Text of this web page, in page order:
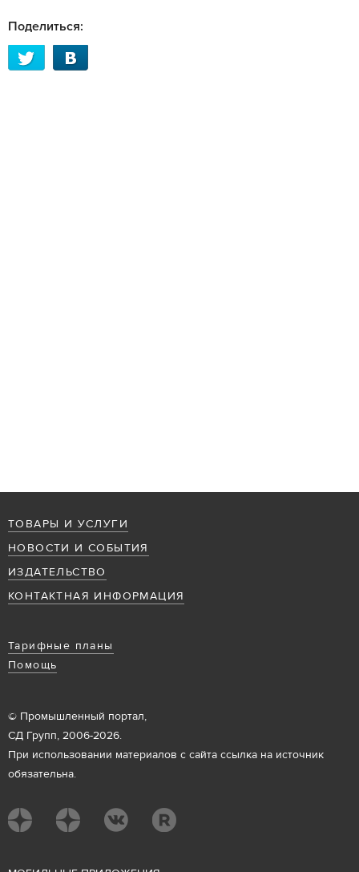
Поделиться:
ТОВАРЫ И УСЛУГИ
НОВОСТИ И СОБЫТИЯ
ИЗДАТЕЛЬСТВО
КОНТАКТНАЯ ИНФОРМАЦИЯ
Тарифные планы
Помощь
© Промышленный портал,
СД Групп, 2006-2026.
При использовании материалов с сайта ссылка на источник
обязательна.